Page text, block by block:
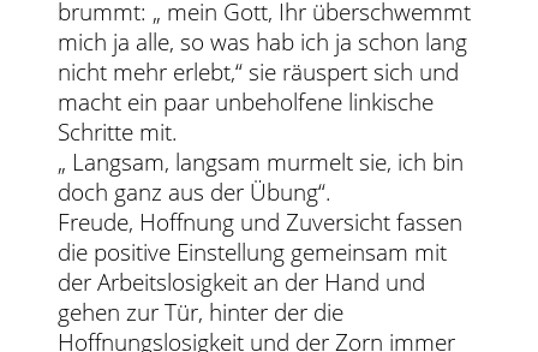
brummt: „ mein Gott, Ihr überschwemmt
mich ja alle, so was hab ich ja schon lang
nicht mehr erlebt,“ sie räuspert sich und
macht ein paar unbeholfene linkische
Schritte mit.
„ Langsam, langsam murmelt sie, ich bin
doch ganz aus der Übung“.
Freude, Hoffnung und Zuversicht fassen
die positive Einstellung gemeinsam mit
der Arbeitslosigkeit an der Hand und
gehen zur Tür, hinter der die
Hoffnungslosigkeit und der Zorn immer